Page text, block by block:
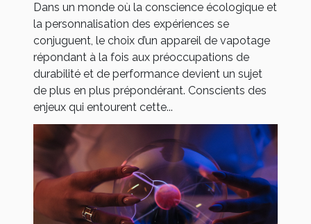
Dans un monde où la conscience écologique et
la personnalisation des expériences se
conjuguent, le choix d’un appareil de vapotage
répondant à la fois aux préoccupations de
durabilité et de performance devient un sujet
de plus en plus prépondérant. Conscients des
enjeux qui entourent cette...